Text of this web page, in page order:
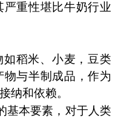
重性堪比牛奶行业
稻米、小麦，豆类
物与半制成品，作为
纳和依赖。
基本要素，对于人类